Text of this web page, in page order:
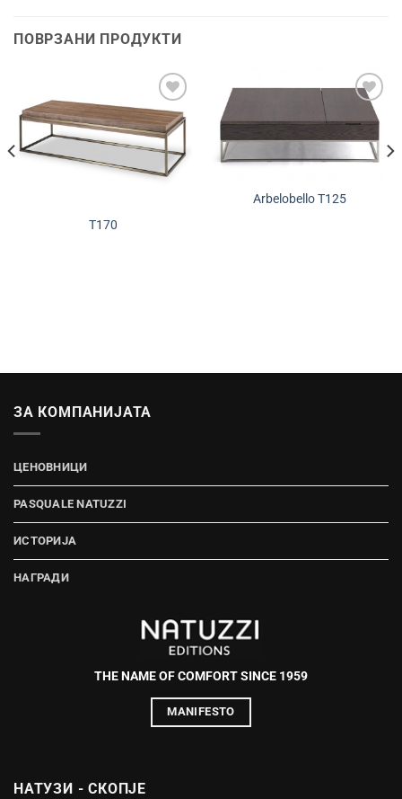
ПОВРЗАНИ ПРОДУКТИ
Додади во
желботека
T170
Додади во
желботека
Arbelobello T125
ЗА КОМПАНИЈАТА
ЦЕНОВНИЦИ
PASQUALE NATUZZI
ИСТОРИЈА
НАГРАДИ
THE NAME OF COMFORT SINCE 1959
MANIFESTO
НАТУЗИ - СКОПЈЕ